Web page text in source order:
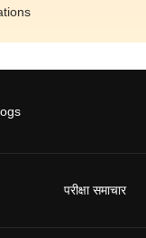
परीक्षा समाचार